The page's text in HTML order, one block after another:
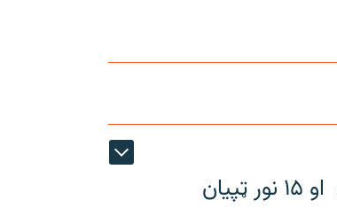
د تایلنډ په یوه ښوونځي کې د ډزو پیښه کې اته تنه مړه او ۱۵ نور ټپیان